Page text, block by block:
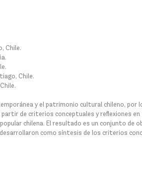
Chile.
Chile.
y el patrimonio cultural chileno, por
de criterios conceptuales y reflexiones
chilena. El resultado es un conjunto de
como síntesis de los criterios